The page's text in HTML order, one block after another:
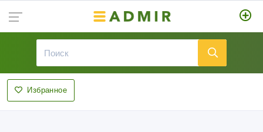
Избранное